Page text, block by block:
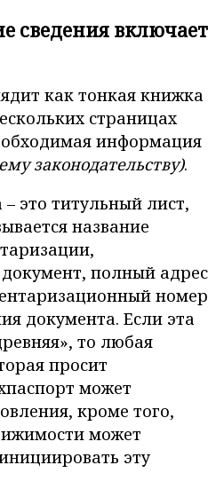
сведения включает
как тонкая книжка
страницах
информация
законодательству).
это титульный лист,
название
полный адрес
номер
документа. Если эта
то любая
просит
может
кроме того,
может
эту